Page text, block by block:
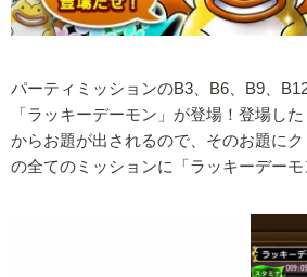
パーティミッションのB3、B6、B9、
「ラッキーデーモン」が登場！登場し
からお題が出されるので、そのお題に
の全てのミッションに「ラッキーデーモ